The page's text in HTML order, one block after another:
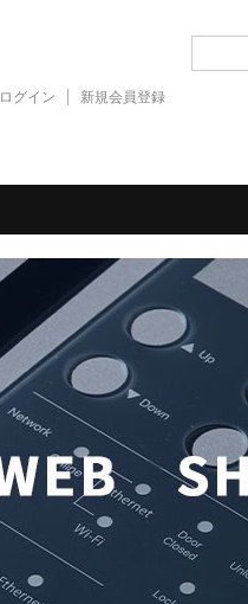
ログイン 新規会員登録